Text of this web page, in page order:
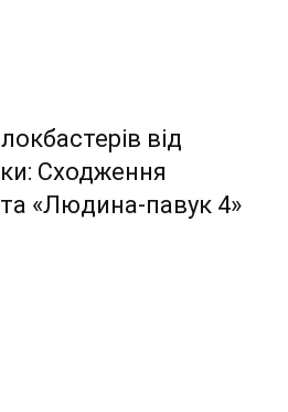
від
Сходження
«Людина-павук 4»